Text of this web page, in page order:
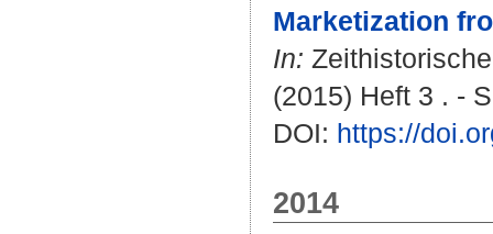
Marketization
In:
(2015) Heft 3 . -
DOI: https://
2014